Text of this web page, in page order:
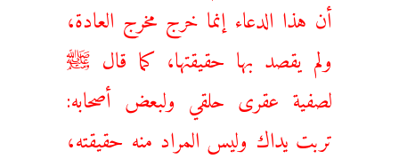
أن هذا الدعاء إنما خرج مخرج العادة،
ولم يقصد بها حقيقتها، كما قال ﷺ
لصفية عقرى حلقي ولبعض أصحابه:
تربت يداك وليس المراد منه حقيقته،